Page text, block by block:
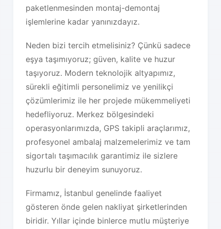
paketlenmesinden montaj-demontaj
işlemlerine kadar yanınızdayız.
Neden bizi tercih etmelisiniz? Çünkü sadece
eşya taşımıyoruz; güven, kalite ve huzur
taşıyoruz. Modern teknolojik altyapımız,
sürekli eğitimli personelimiz ve yenilikçi
çözümlerimiz ile her projede mükemmeliyeti
hedefliyoruz. Merkez bölgesindeki
operasyonlarımızda, GPS takipli araçlarımız,
profesyonel ambalaj malzemelerimiz ve tam
sigortalı taşımacılık garantimiz ile sizlere
huzurlu bir deneyim sunuyoruz.
Firmamız, İstanbul genelinde faaliyet
gösteren önde gelen nakliyat şirketlerinden
biridir. Yıllar içinde binlerce mutlu müşteriye